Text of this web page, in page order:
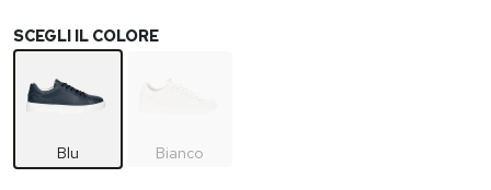
SCEGLI IL COLORE
Blu Bianco